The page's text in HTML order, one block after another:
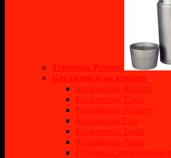
Термосы Primus
Багажники на крышу
Багажники Rollster
Багажники Thule
Багажники Атлант
Багажники Lux
Багажники Turtle
Багажники Atera
Примеры багажников